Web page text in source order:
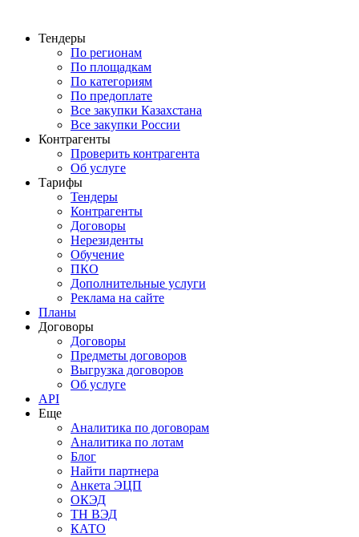
Тендеры
По регионам
По площадкам
По категориям
По предоплате
Все закупки Казахстана
Все закупки России
Контрагенты
Проверить контрагента
Об услуге
Тарифы
Тендеры
Контрагенты
Договоры
Нерезиденты
Обучение
ПКО
Дополнительные услуги
Реклама на сайте
Планы
Договоры
Договоры
Предметы договоров
Выгрузка договоров
Об услуге
API
Еще
Аналитика по договорам
Аналитика по лотам
Блог
Найти партнера
Анкета ЭЦП
ОКЭД
ТН ВЭД
КАТО